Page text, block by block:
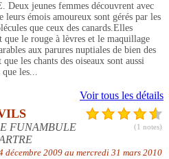
Deux jeunes femmes découvrent avec
leurs émois amoureux sont gérés par les
que ceux des canards.Elles
que le rouge à lèvres et le maquillage
aux parures nuptiales de bien des
les chants des oiseaux sont aussi
que les...
Voir tous les détails
(1 notes)
FUNAMBULE
décembre 2009 au mercredi 31 mars 2010